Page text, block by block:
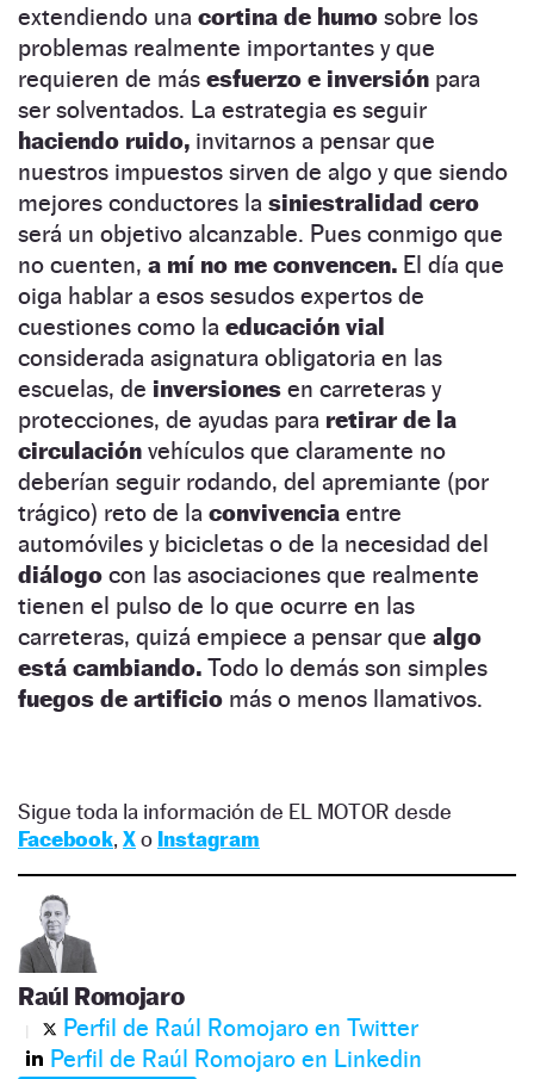
extendiendo una cortina de humo sobre los
problemas realmente importantes y que
requieren de más esfuerzo e inversión para
ser solventados. La estrategia es seguir
haciendo ruido, invitarnos a pensar que
nuestros impuestos sirven de algo y que siendo
mejores conductores la siniestralidad cero
será un objetivo alcanzable. Pues conmigo que
no cuenten, a mí no me convencen. El día que
oiga hablar a esos sesudos expertos de
cuestiones como la educación vial
considerada asignatura obligatoria en las
escuelas, de inversiones en carreteras y
protecciones, de ayudas para retirar de la
circulación vehículos que claramente no
deberían seguir rodando, del apremiante (por
trágico) reto de la convivencia entre
automóviles y bicicletas o de la necesidad del
diálogo con las asociaciones que realmente
tienen el pulso de lo que ocurre en las
carreteras, quizá empiece a pensar que algo
está cambiando. Todo lo demás son simples
fuegos de artificio más o menos llamativos.
Sigue toda la información de EL MOTOR desde
Facebook, Xo Instagram
Raúl Romojaro
Perfil de Raúl Romojaro en Twitter
Perfil de Raúl Romojaro en Linkedin